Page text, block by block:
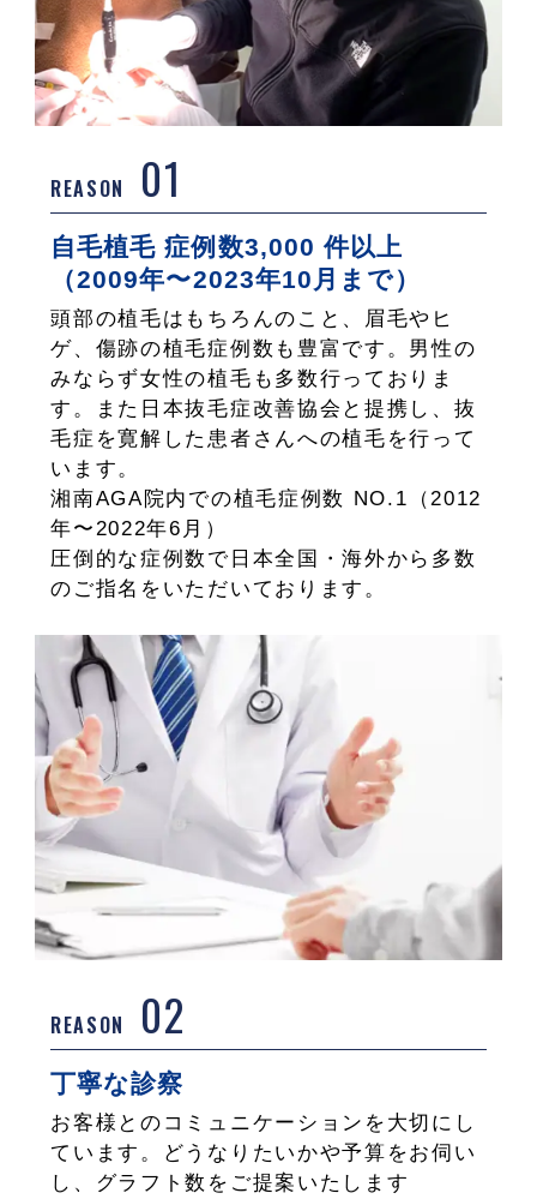
REASON 01
自毛植毛 症例数3,000 件以上
（2009年〜2023年10月まで）
頭部の植毛はもちろんのこと、眉毛やヒ
ゲ、傷跡の植毛症例数も豊富です。男性の
みならず女性の植毛も多数行っておりま
す。また日本抜毛症改善協会と提携し、抜
毛症を寛解した患者さんへの植毛を行って
います。
湘南AGA院内での植毛症例数 NO.1（2012
年〜2022年6月）
圧倒的な症例数で日本全国・海外から多数
のご指名をいただいております。
REASON 02
丁寧な診察
お客様とのコミュニケーションを大切にし
ています。どうなりたいかや予算をお伺い
し、グラフト数をご提案いたします